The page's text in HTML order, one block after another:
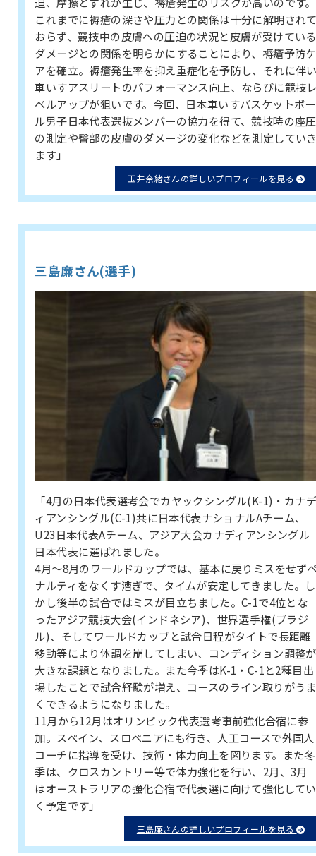
これまでに褥瘡の深さや圧力との関係は十分に解明され
おらず、競技中の皮膚への圧迫の状況と皮膚が受けている
ダメージとの関係を明らかにすることにより、褥瘡予防ケ
アを確立。褥瘡発生率を抑え重症化を予防し、それに伴
車いすアスリートのパフォーマンス向上、ならびに競技
ベルアップが狙いです。今回、日本車いすバスケットボー
ル男子日本代表選抜メンバーの協力を得て、競技時の座圧
の測定や臀部の皮膚のダメージの変化などを測定してい
ます」
玉井奈緒さんの詳しいプロフィールを見る
三島廉さん(選手)
「4月の日本代表選考会でカヤックシングル(K-1)・カナデ
ィアンシングル(C-1)共に日本代表ナショナルAチーム、
U23日本代表Aチーム、アジア大会カナディアンシングル
日本代表に選ばれました。
4月〜8月のワールドカップでは、基本に戻りミスをせず
ナルティをなくす漕ぎで、タイムが安定してきました。し
かし後半の試合ではミスが目立ちました。C-1で4位とな
ったアジア競技大会(インドネシア)、世界選手権(ブラジ
ル)、そしてワールドカップと試合日程がタイトで長距離
移動等により体調を崩してしまい、コンディション調整が
大きな課題となりました。また今季はK-1・C-1と2種目出
場したことで試合経験が増え、コースのライン取りがうま
くできるようになりました。
11月から12月はオリンピック代表選考事前強化合宿に参
加。スペイン、スロベニアにも行き、人工コースで外国人
コーチに指導を受け、技術・体力向上を図ります。また冬
季は、クロスカントリー等で体力強化を行い、2月、3月
はオーストラリアの強化合宿で代表選に向けて強化してい
く予定です」
三島廉さんの詳しいプロフィールを見る